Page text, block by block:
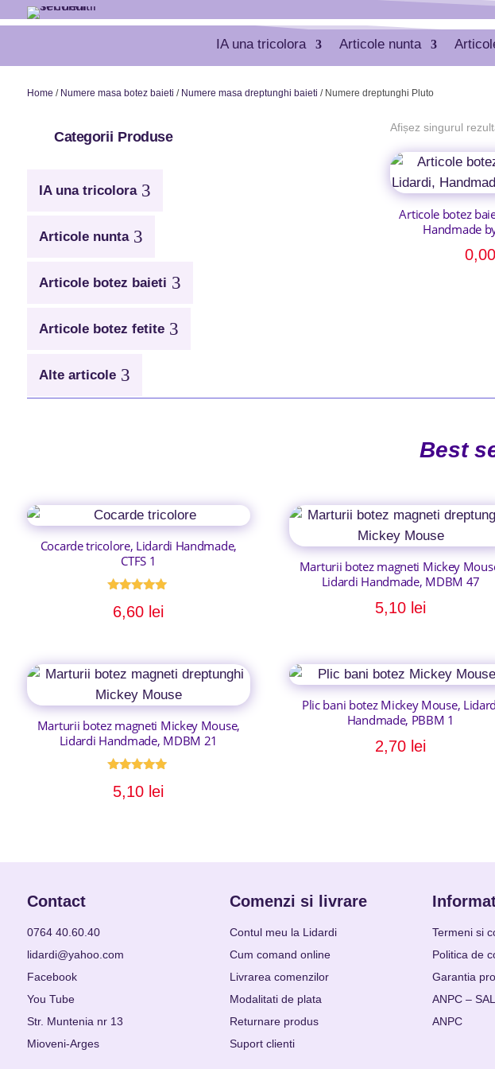
IA una tricolora Articole nunta
Home / Numere masa botez baieti / Numere masa dreptunghi baieti / Numere dreptunghi Pluto
Categorii Produse
3
IA una tricolora
3
Articole nunta
3
Articole botez baieti
3
Articole botez fetite
3
Alte articole
Afișez singurul
Articole botez
Handmade
0,00
Best
Cocarde tricolore, Lidardi Handmade,
CTFS 1
5.00
din 5
6,60 lei
Marturii botez magneti Mickey
Lidardi Handmade, MDBM 47
5,10 lei
Marturii botez magneti Mickey Mouse,
Lidardi Handmade, MDBM 21
5.00
din 5
5,10 lei
Plic bani botez Mickey Mouse,
Handmade, PBBM 1
2,70 lei
Contact
0764 40.60.40
lidardi@yahoo.com
Facebook
You Tube
Str. Muntenia nr 13
Mioveni-Arges
Comenzi si livrare
Contul meu la Lidardi
Cum comand online
Livrarea comenzilor
Modalitati de plata
Returnare produs
Suport clienti
Termeni si
Politica de
Garantia
ANPC – SAL
ANPC